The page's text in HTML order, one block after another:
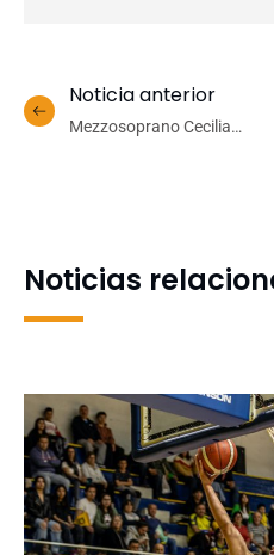
Noticia anterior
Mezzosoprano Cecilia
Noticias